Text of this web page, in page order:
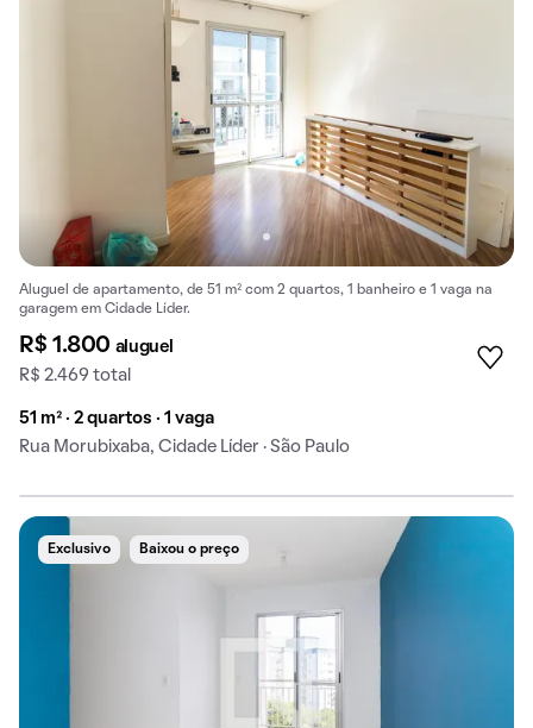
Aluguel de apartamento, de 51 m² com 2 quartos, 1 banheiro e 1 vaga na
garagem em Cidade Líder.
R$ 1.800 aluguel
R$ 2.469 total
51 m² · 2 quartos · 1 vaga
Rua Morubixaba, Cidade Líder · São Paulo
Exclusivo Baixou o preço